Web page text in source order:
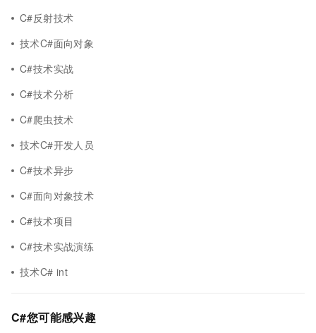
C#反射技术
技术C#面向对象
C#技术实战
C#技术分析
C#爬虫技术
技术C#开发人员
C#技术异步
C#面向对象技术
C#技术项目
C#技术实战演练
技术C# int
C#您可能感兴趣